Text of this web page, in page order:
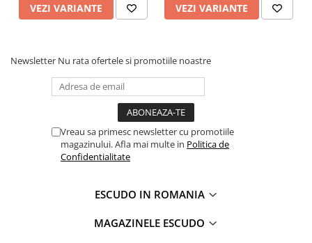
VEZI VARIANTE VEZI VARIANTE
Newsletter Nu rata ofertele si promotiile noastre
Vreau sa primesc newsletter cu promotiile
magazinului. Afla mai multe in Politica de
Confidentialitate
ESCUDO IN ROMANIA
MAGAZINELE ESCUDO